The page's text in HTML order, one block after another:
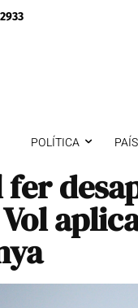
POLÍTICA PAÍS
fer